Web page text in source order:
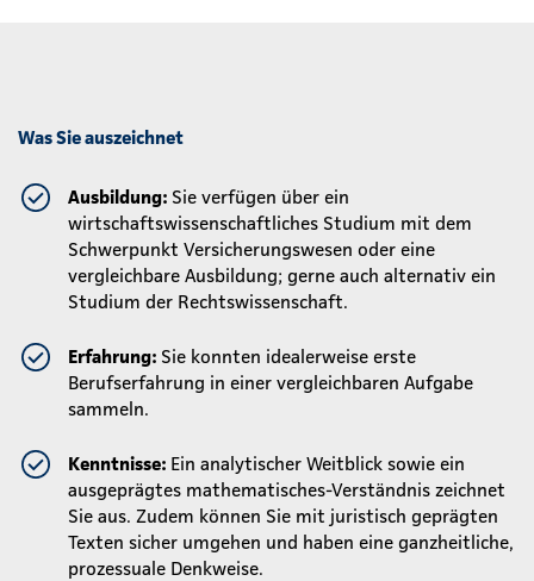
Was Sie auszeichnet
Ausbildung: Sie verfügen über ein
wirtschaftswissenschaftliches Studium mit dem
Schwerpunkt Versicherungswesen oder eine
vergleichbare Ausbildung; gerne auch alternativ ein
Studium der Rechtswissenschaft.
Erfahrung: Sie konnten idealerweise erste
Berufserfahrung in einer vergleichbaren Aufgabe
sammeln.
Kenntnisse: Ein analytischer Weitblick sowie ein
ausgeprägtes mathematisches-Verständnis zeichnet
Sie aus. Zudem können Sie mit juristisch geprägten
Texten sicher umgehen und haben eine ganzheitliche,
prozessuale Denkweise.